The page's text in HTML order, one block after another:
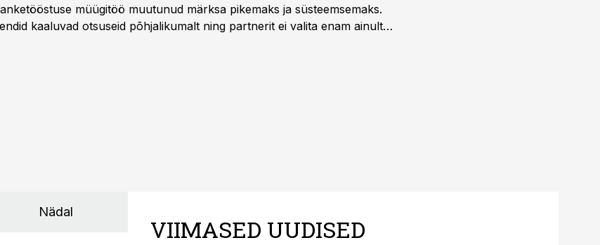
müügitöö muutunud märksa pikemaks ja süsteemsemaks.
kaaluvad otsuseid põhjalikumalt ning partnerit ei valita enam ainult
Nädal
VIIMASED UUDISED